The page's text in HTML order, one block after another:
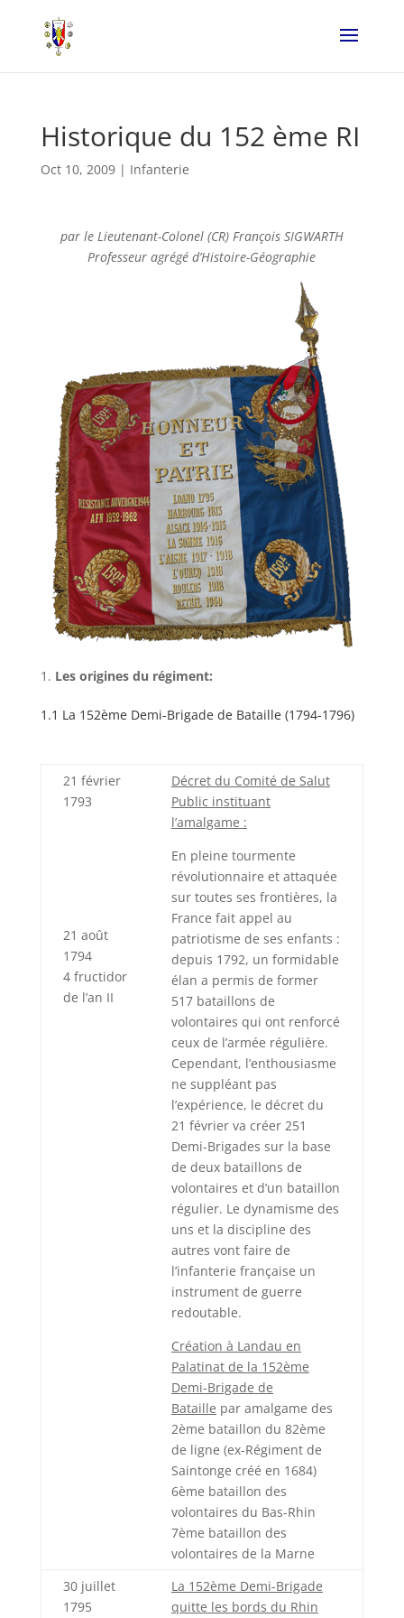
Historique du 152 ème RI
Oct 10, 2009| Infanterie
par le Lieutenant-Colonel (CR) François SIGWARTH
Professeur agrégé d’Histoire-Géographie
Les origines du régiment:
1.1 La 152ème Demi-Brigade de Bataille (1794-1796)
21 février
1793
21 août
1794
4 fructidor
de l’an II
Décret du Comité de Salut
Public instituant
l’amalgame :
En pleine tourmente
révolutionnaire et attaquée
sur toutes ses frontières, la
France fait appel au
patriotisme de ses enfants :
depuis 1792, un formidable
élan a permis de former
517 bataillons de
volontaires qui ont renforcé
ceux de l’armée régulière.
Cependant, l’enthousiasme
ne suppléant pas
l’expérience, le décret du
21 février va créer 251
Demi-Brigades sur la base
de deux bataillons de
volontaires et d’un bataillon
régulier. Le dynamisme des
uns et la discipline des
autres vont faire de
l’infanterie française un
instrument de guerre
redoutable.
Création à Landau en
Palatinat de la 152ème
Demi-Brigade de
Bataille par amalgame des
2ème bataillon du 82ème
de ligne (ex-Régiment de
Saintonge créé en 1684)
6ème bataillon des
volontaires du Bas-Rhin
7ème bataillon des
volontaires de la Marne
30 juillet
1795
La 152ème Demi-Brigade
quitte les bords du Rhin